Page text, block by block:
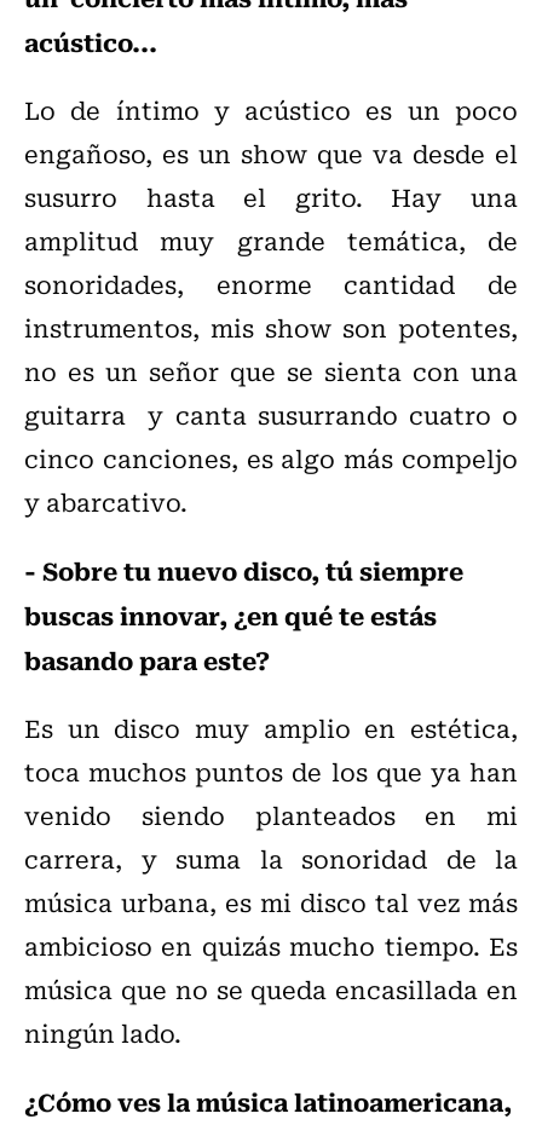
acústico...
Lo de íntimo y acústico es un poco
engañoso, es un show que va desde el
susurro hasta el grito. Hay una
amplitud muy grande temática, de
sonoridades, enorme cantidad de
instrumentos, mis show son potentes,
no es un señor que se sienta con una
guitarra y canta susurrando cuatro o
cinco canciones, es algo más compeljo
y abarcativo.
- Sobre tu nuevo disco, tú siempre
buscas innovar, ¿en qué te estás
basando para este?
Es un disco muy amplio en estética,
toca muchos puntos de los que ya han
venido siendo planteados en mi
carrera, y suma la sonoridad de la
música urbana, es mi disco tal vez más
ambicioso en quizás mucho tiempo. Es
música que no se queda encasillada en
ningún lado.
¿Cómo ves la música latinoamericana,